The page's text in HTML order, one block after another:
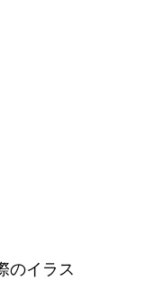
のイラス